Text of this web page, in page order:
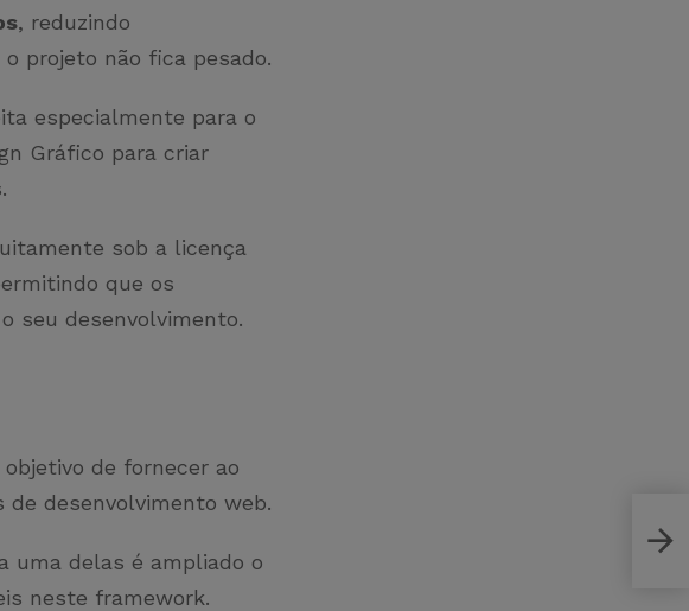
, reduzindo
projeto não fica pesado.
especialmente para o
Gráfico para criar
sob a licença
que os
seu desenvolvimento.
de fornecer ao
desenvolvimento web.
uma delas é ampliado o
neste framework.